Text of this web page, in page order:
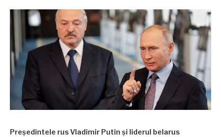
Președintele rus Vladimir Putin și liderul belarus